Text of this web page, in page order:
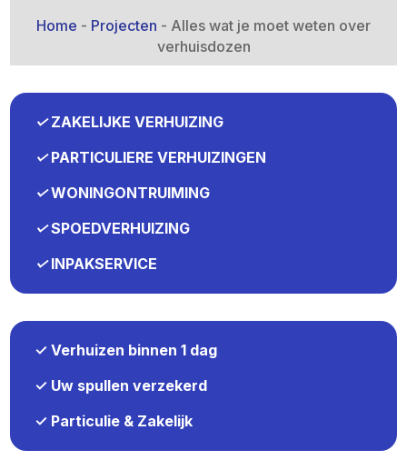
Home - Projecten - Alles wat je moet weten over
verhuisdozen
✓ZAKELIJKE VERHUIZING
✓PARTICULIERE VERHUIZINGEN
✓WONINGONTRUIMING
✓SPOEDVERHUIZING
✓INPAKSERVICE
✓ Verhuizen binnen 1 dag
✓ Uw spullen verzekerd
✓ Particulie & Zakelijk